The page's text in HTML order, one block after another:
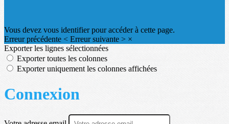
Vous devez vous identifier pour accéder à cette page.
Erreur précédente < Erreur suivante > ×
Exporter les lignes sélectionnées
Exporter toutes les colonnes
Exporter uniquement les colonnes affichées
Connexion